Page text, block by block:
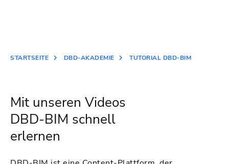
STARTSEITE DBD-AKADEMIE TUTORIAL DBD-BIM
Mit unseren Videos
DBD-BIM schnell
erlernen